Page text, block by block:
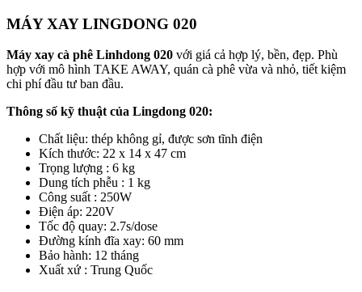
MÁY XAY LINGDONG 020
Máy xay cà phê Linhdong 020 với giá cả hợp lý, bền, đẹp. Phù
hợp với mô hình TAKE AWAY, quán cà phê vừa và nhỏ, tiết kiệm
chi phí đầu tư ban đầu.
Thông số kỹ thuật của Lingdong 020:
Chất liệu: thép không gỉ, được sơn tĩnh điện
Kích thước: 22 x 14 x 47 cm
Trọng lượng : 6 kg
Dung tích phễu : 1 kg
Công suất : 250W
Điện áp: 220V
Tốc độ quay: 2.7s/dose
Đường kính đĩa xay: 60 mm
Bảo hành: 12 tháng
Xuất xứ : Trung Quốc